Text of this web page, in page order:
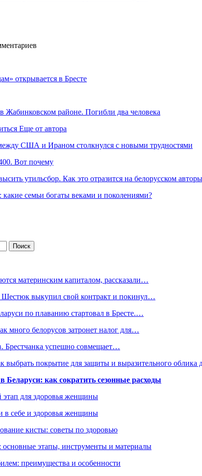
открывается в Бресте
районе. Погибли два человека
Еще от автора
США и Ираном столкнулся с новыми трудностями
Вот почему
утильсбор. Как это отразится на белорусском
семьи богаты веками и поколениями?
материнским капиталом, рассказали…
выкупил свой контракт и покинул…
по плаванию стартовал в Бресте.…
много белорусов затронет налог для…
Брестчанка успешно совмещает…
выбрать покрытие для защиты и выразительного облика
Беларуси: как сократить сезонные расходы
для здоровья женщины
в себе и здоровья женщины
кисты: советы по здоровью
основные этапы, инструменты и материалы
преимущества и особенности